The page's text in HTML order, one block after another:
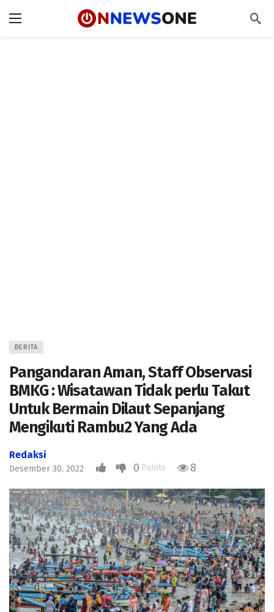
BERITA
Pangandaran Aman, Staff Observasi
BMKG : Wisatawan Tidak perlu Takut
Untuk Bermain Dilaut Sepanjang
Mengikuti Rambu2 Yang Ada
Redaksi
Desember 30, 2022 0 Points 8